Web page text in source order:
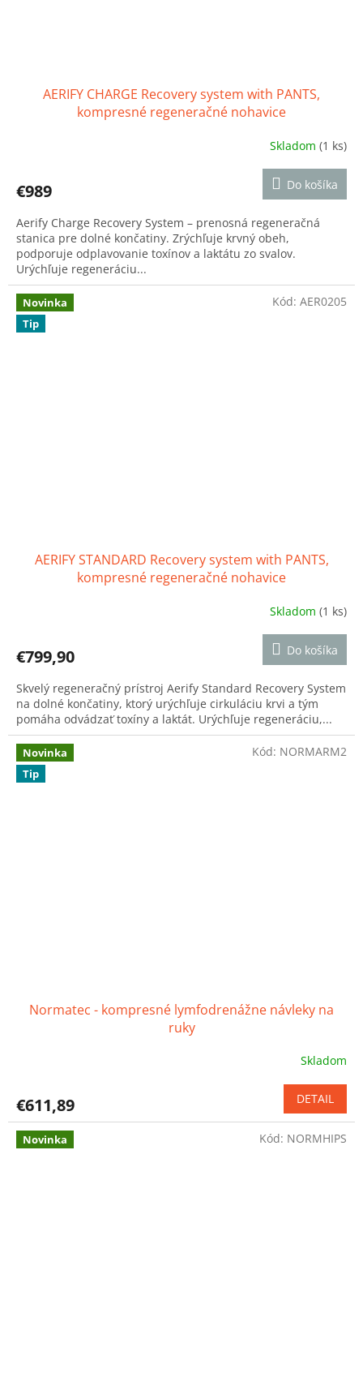
AERIFY CHARGE Recovery system with PANTS,
kompresné regeneračné nohavice
je
z
5
hviezdičiek.
Skladom(1 ks)
€989 Do košíka
Aerify Charge Recovery System – prenosná regeneračná
stanica pre dolné končatiny. Zrýchľuje krvný obeh,
podporuje odplavovanie toxínov a laktátu zo svalov.
Urýchľuje regeneráciu...
Novinka
Tip
AERIFY STANDARD Recovery system with PANTS,
kompresné regeneračné nohavice
je
z
5
hviezdičiek.
Skladom(1 ks)
€799,90 Do košíka
Skvelý regeneračný prístroj Aerify Standard Recovery System
na dolné končatiny, ktorý urýchľuje cirkuláciu krvi a tým
pomáha odvádzať toxíny a laktát. Urýchľuje regeneráciu,...
Kód: AER0205
Novinka
Tip
Normatec - kompresné lymfodrenážne návleky na
ruky
Skladom
€611,89 DETAIL
Kód: NORMARM2
Novinka Kód: NORMHIPS